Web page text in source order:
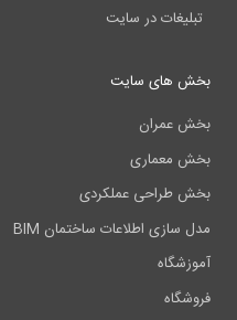
تبلیغات در سایت
بخش های سایت
بخش عمران
بخش معماری
بخش طراحی عملکردی
مدل سازی اطلاعات ساختمان BIM
آموزشگاه
فروشگاه